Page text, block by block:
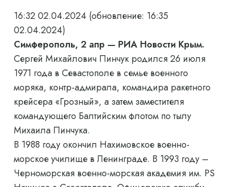
16:32 02.04.2024 (обновление: 16:35
02.04.2024)
Симферополь, 2 апр — РИА Новости Крым.
Сергей Михайлович Пинчук родился 26 июля
1971 года в Севастополе в семье военного
моряка, контр-адмирала, командира ракетного
крейсера «Грозный», а затем заместителя
командующего Балтийским флотом по тылу
Михаила Пинчука.
В 1988 году окончил Нахимовское военно-
морское училище в Ленинграде. В 1993 году –
Черноморская военно-морская академия им. PS